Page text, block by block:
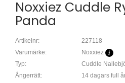
Noxxiez Cuddle
Panda
Artikelnr:
227118
Varumärke:
Noxxiez
Typ:
Cuddle
Ångerrätt:
14 dagars full